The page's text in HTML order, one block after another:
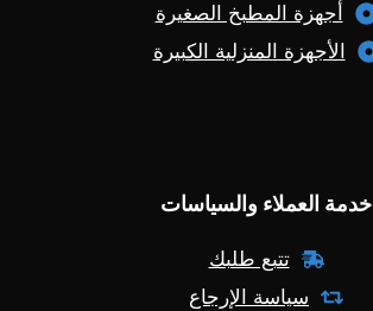
أجهزة المطبخ الصغيرة
الأجهزة المنزلية الكبيرة
خدمة العملاء والسياسات
تتبع طلبك
سياسة الإرجاع